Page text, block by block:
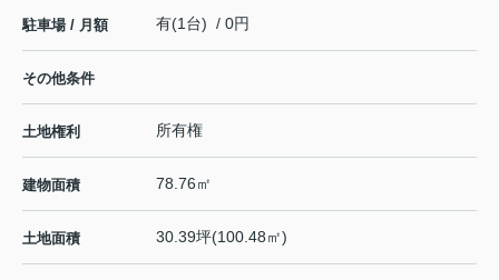
駐車場 / 月額 有(1台) / 0円
その他条件
土地権利 所有権
建物面積 78.76㎡
土地面積 30.39坪(100.48㎡)